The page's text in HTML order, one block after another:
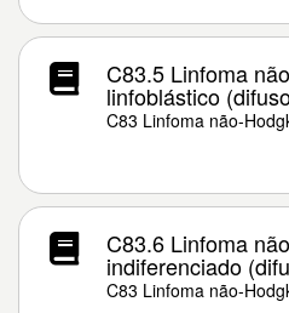
C83.5 Linfoma
linfoblástico
C83 Linfoma não-
C83.6 Linfoma
indiferenciado
C83 Linfoma não-